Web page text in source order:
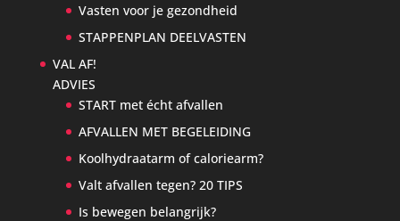
Vasten voor je gezondheid
STAPPENPLAN DEELVASTEN
VAL AF!
ADVIES
START met écht afvallen
AFVALLEN MET BEGELEIDING
Koolhydraatarm of caloriearm?
Valt afvallen tegen? 20 TIPS
Is bewegen belangrijk?